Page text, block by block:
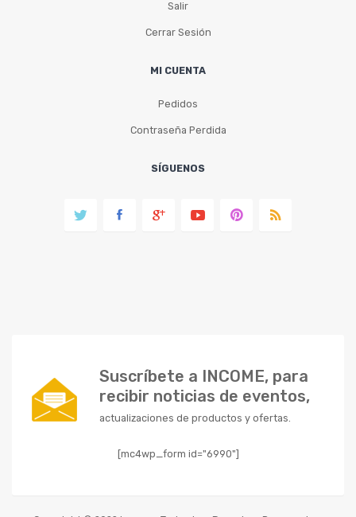
Salir
Cerrar Sesión
MI CUENTA
Pedidos
Contraseña Perdida
SÍGUENOS
Suscríbete a INCOME, para
recibir noticias de eventos,
actualizaciones de productos y ofertas.
[mc4wp_form id="6990"]